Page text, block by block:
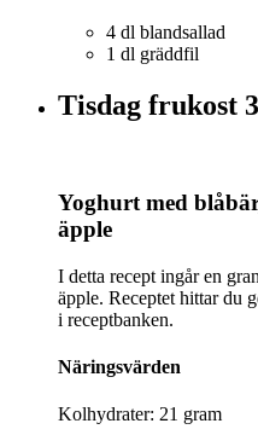
4 dl blandsallad
1 dl gräddfil
Tisdag frukost
Yoghurt med
äpple
I detta recept ingår en
äpple. Receptet hittar du
i receptbanken.
Näringsvärden
Kolhydrater: 21 gram